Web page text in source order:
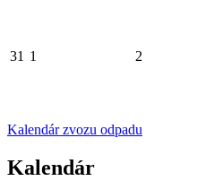
31 1 2
Kalendár zvozu odpadu
Kalendár